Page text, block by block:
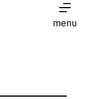
menu